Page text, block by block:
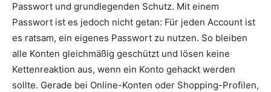
Passwort und grundlegenden Schutz. Mit einem
Passwort ist es jedoch nicht getan: Für jeden Account ist
es ratsam, ein eigenes Passwort zu nutzen. So bleiben
alle Konten gleichmäßig geschützt und lösen keine
Kettenreaktion aus, wenn ein Konto gehackt werden
sollte. Gerade bei Online-Konten oder Shopping-Profilen,